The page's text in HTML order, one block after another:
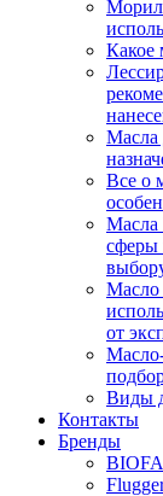
Какое
Масла
Все о
Масла
сферы
Масло
от
Виды
Контакты
Бренды
BIOFA